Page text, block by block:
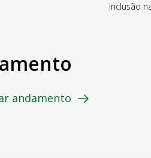
inclusão
andamento